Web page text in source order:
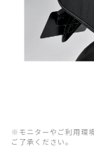
※モニターやご利用環
ご了承ください。